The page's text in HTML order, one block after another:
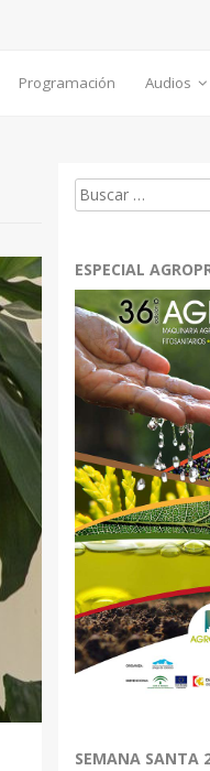
Programación Audios
Buscar:
ESPECIAL
SEMANA SANTA